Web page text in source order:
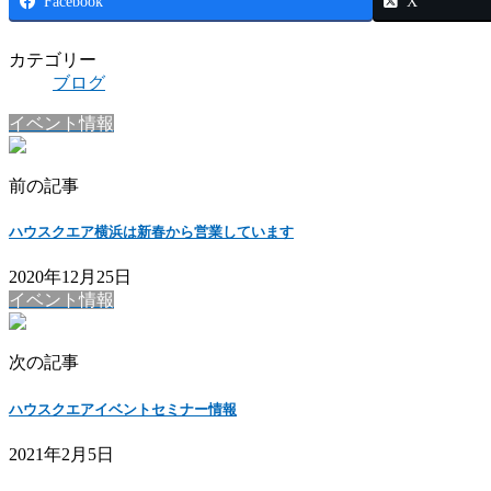
カテゴリー
ブログ
イベント情報
前の記事
ハウスクエア横浜は新春から営業しています
2020年12月25日
イベント情報
次の記事
ハウスクエアイベントセミナー情報
2021年2月5日